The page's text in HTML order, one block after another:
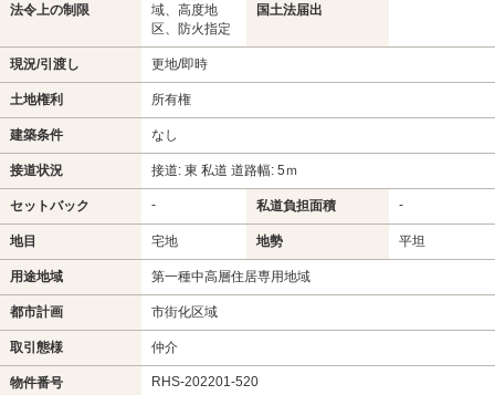
法令上の制限
域、高度地
区、防火指定
国土法届出
現況/引渡し 更地/即時
土地権利 所有権
建築条件 なし
接道状況 接道: 東 私道 道路幅: 5ｍ
セットバック - 私道負担面積 -
地目 宅地 地勢 平坦
用途地域 第一種中高層住居専用地域
都市計画 市街化区域
取引態様 仲介
物件番号 RHS-202201-520